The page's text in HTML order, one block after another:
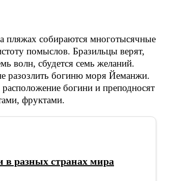
пляжах собираются многотысячные
помыслов. Бразильцы верят,
волн, сбудется семь желаний.
разозлить богиню моря Йеманжи.
богини и преподносят
фруктами.
в разных странах мира